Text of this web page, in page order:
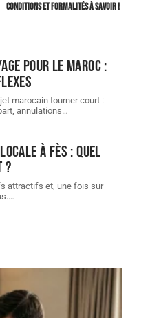
conditions et formalités à savoir !
pour le Maroc :
marocain tourner court :
annulations…
locale à Fès : quel
?
attractifs et, une fois sur
…